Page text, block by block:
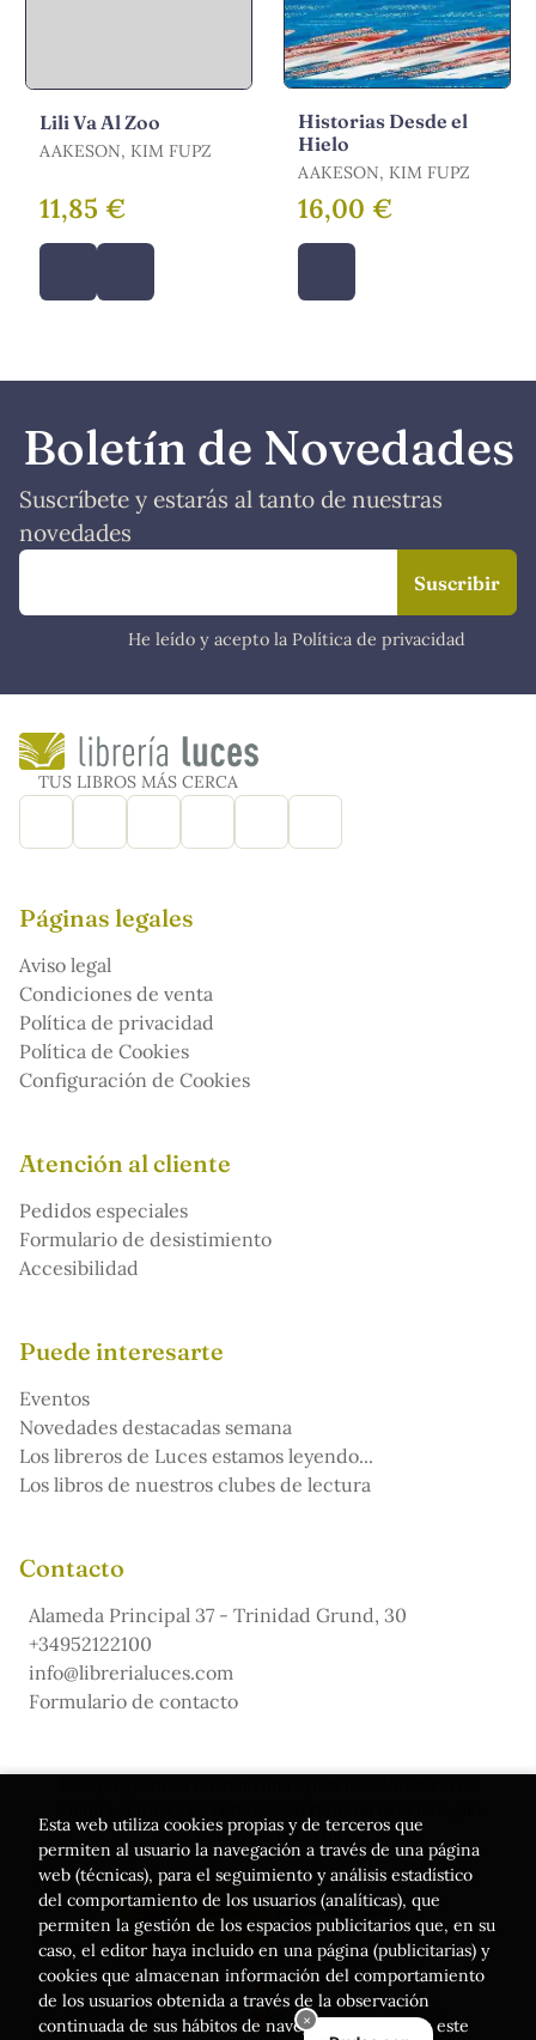
Lili Va Al Zoo
AAKESON, KIM FUPZ
11,85 €
Historias Desde el
Hielo
AAKESON, KIM FUPZ
16,00 €
Boletín de Novedades
Suscríbete y estarás al tanto de nuestras
novedades
He leído y acepto la Política de privacidad
TUS LIBROS MÁS CERCA
Páginas legales
Aviso legal
Condiciones de venta
Política de privacidad
Política de Cookies
Configuración de Cookies
Atención al cliente
Pedidos especiales
Formulario de desistimiento
Accesibilidad
Puede interesarte
Eventos
Novedades destacadas semana
Los libreros de Luces estamos leyendo...
Los libros de nuestros clubes de lectura
Contacto
Alameda Principal 37 - Trinidad Grund, 30
+34952122100
info@librerialuces.com
Formulario de contacto
Cómic y de la Lectura
Esta web utiliza cookies propias y de terceros que
permiten al usuario la navegación a través de una página
web (técnicas), para el seguimiento y análisis estadístico
del comportamiento de los usuarios (analíticas), que
permiten la gestión de los espacios publicitarios que, en su
caso, el editor haya incluido en una página (publicitarias) y
cookies que almacenan información del comportamiento
de los usuarios obtenida a través de la observación
continuada de sus hábitos de navegación. Si acepta este